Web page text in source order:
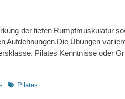
der tiefen Rumpfmuskulatur
Aufdehnungen.Die Übungen
Pilates Kenntnisse oder
Schlagworte
Pilates